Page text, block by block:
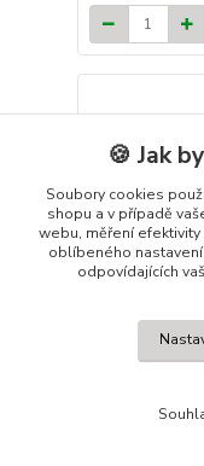
🍪 Jak
Soubory cookies
shopu a v případě
webu, měření efektivity
oblíbeného
odpovídajících